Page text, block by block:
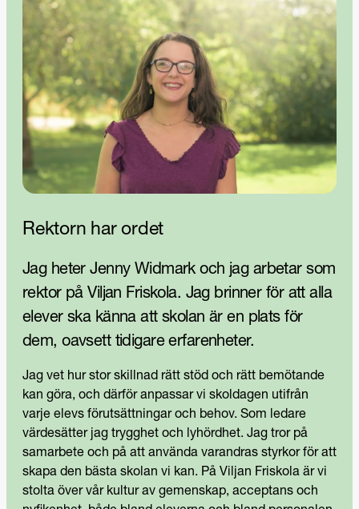
Rektorn har ordet
Jag heter Jenny Widmark och jag arbetar som
rektor på Viljan Friskola. Jag brinner för att alla
elever ska känna att skolan är en plats för
dem, oavsett tidigare erfarenheter.
Jag vet hur stor skillnad rätt stöd och rätt bemötande
kan göra, och därför anpassar vi skoldagen utifrån
varje elevs förutsättningar och behov. Som ledare
värdesätter jag trygghet och lyhördhet. Jag tror på
samarbete och på att använda varandras styrkor för att
skapa den bästa skolan vi kan. På Viljan Friskola är vi
stolta över vår kultur av gemenskap, acceptans och